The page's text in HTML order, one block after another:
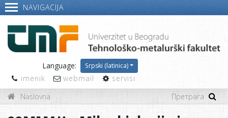
NAVIGACIJA
Language: Srpski (latinica)
imenik webmail
servisi
Naslovna